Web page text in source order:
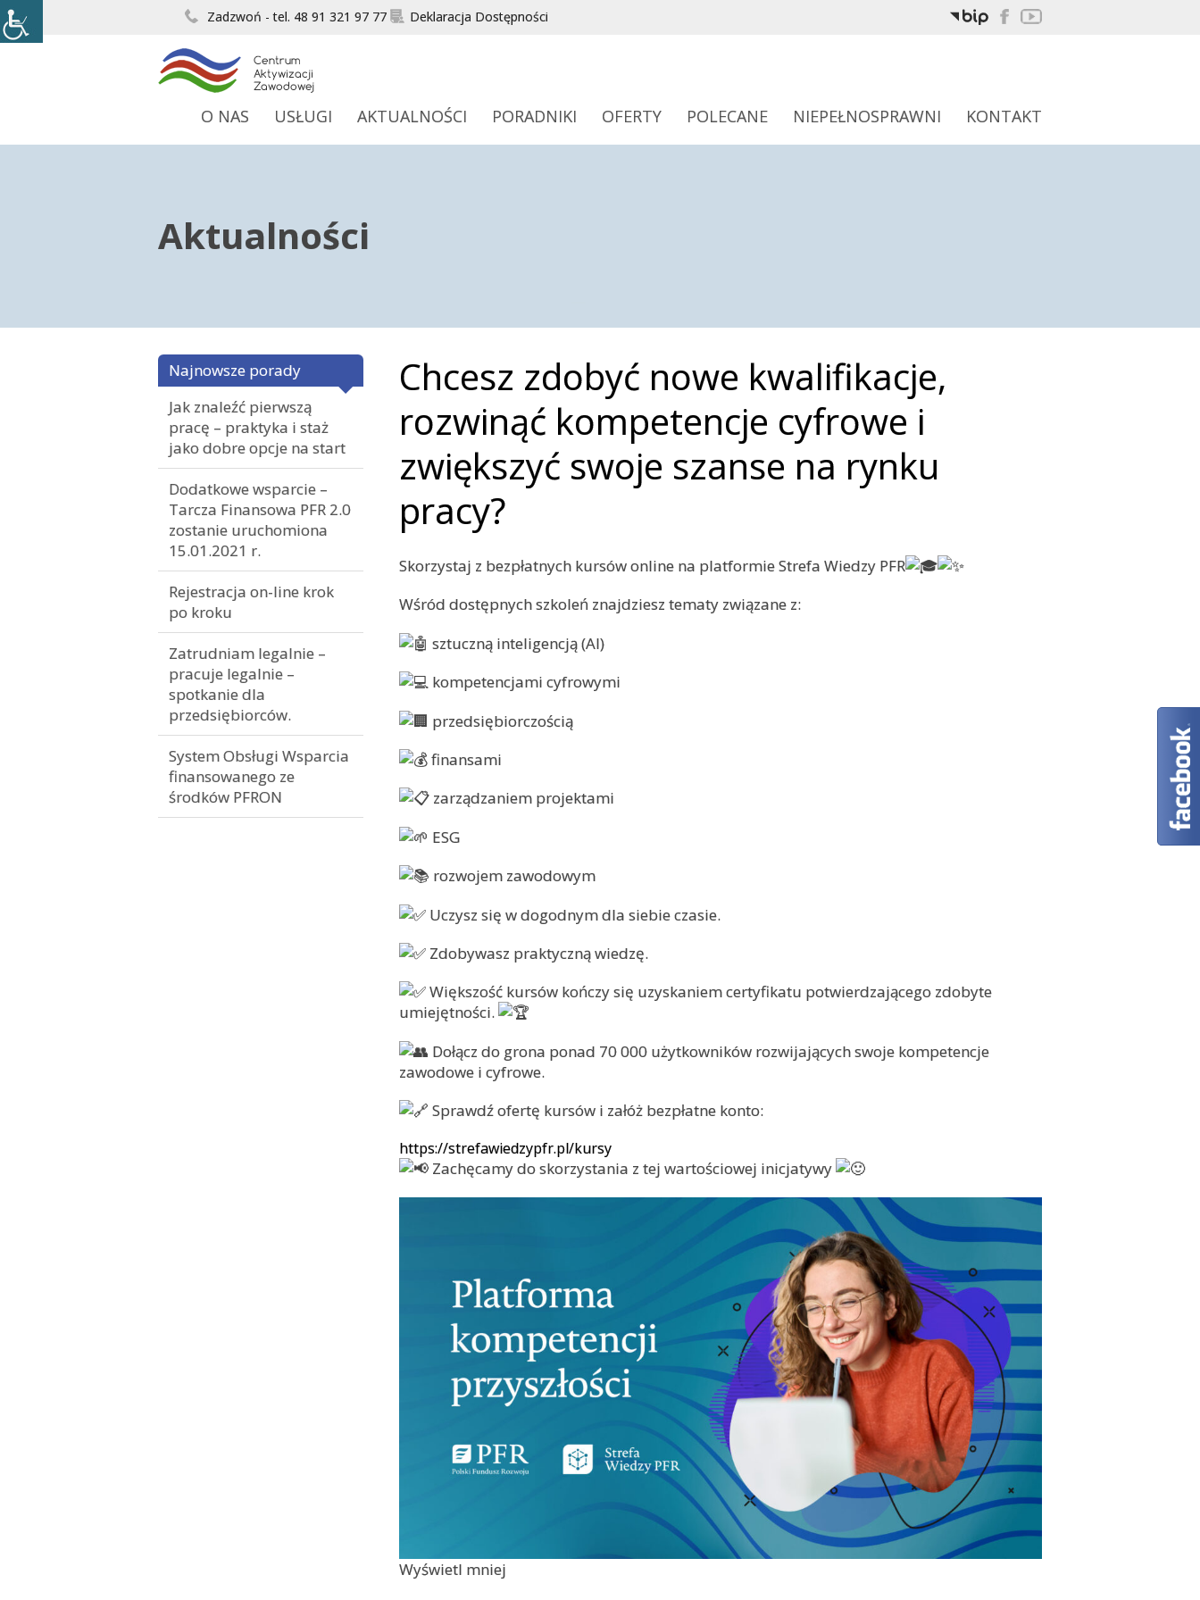
Zadzwoń - tel. 48 91 321 97 77 Deklaracja Dostępności
O NAS USŁUGI AKTUALNOŚCI PORADNIKI OFERTY POLECANE NIEPEŁNOSPRAWNI KONTAKT
Aktualności
Chcesz zdobyć nowe kwalifikacje,
rozwinąć kompetencje cyfrowe i
zwiększyć swoje szanse na rynku
pracy?
Skorzystaj z bezpłatnych kursów online na platformie Strefa Wiedzy PFR
Wśród dostępnych szkoleń znajdziesz tematy związane z:
sztuczną inteligencją (AI)
kompetencjami cyfrowymi
przedsiębiorczością
finansami
zarządzaniem projektami
ESG
rozwojem zawodowym
Uczysz się w dogodnym dla siebie czasie.
Zdobywasz praktyczną wiedzę.
Większość kursów kończy się uzyskaniem certyfikatu potwierdzającego zdobyte
umiejętności.
Dołącz do grona ponad 70 000 użytkowników rozwijających swoje kompetencje
zawodowe i cyfrowe.
Sprawdź ofertę kursów i załóż bezpłatne konto:
https://strefawiedzypfr.pl/kursy
Zachęcamy do skorzystania z tej wartościowej inicjatywy
Wyświetl mniej
Najnowsze porady
Jak znaleźć pierwszą
pracę – praktyka i staż
jako dobre opcje na start
Dodatkowe wsparcie –
Tarcza Finansowa PFR 2.0
zostanie uruchomiona
15.01.2021 r.
Rejestracja on-line krok
po kroku
Zatrudniam legalnie –
pracuje legalnie –
spotkanie dla
przedsiębiorców.
System Obsługi Wsparcia
finansowanego ze
środków PFRON